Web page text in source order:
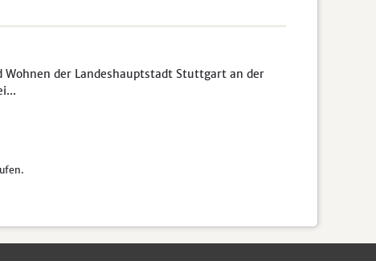
der Landeshauptstadt Stuttgart an der